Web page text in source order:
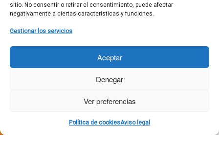
sitio. No consentir o retirar el consentimiento, puede afectar
negativamente a ciertas características y funciones.
Gestionar los servicios
Aceptar
Denegar
Ver preferencias
Política de cookiesAviso legal
Política de cookies (UE)
Política de privacidad
Ponte en contacto con nosotros
Buscar:
Diseñado con elTema Customizr